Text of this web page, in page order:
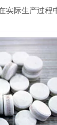
际生产过